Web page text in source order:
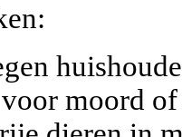
moord